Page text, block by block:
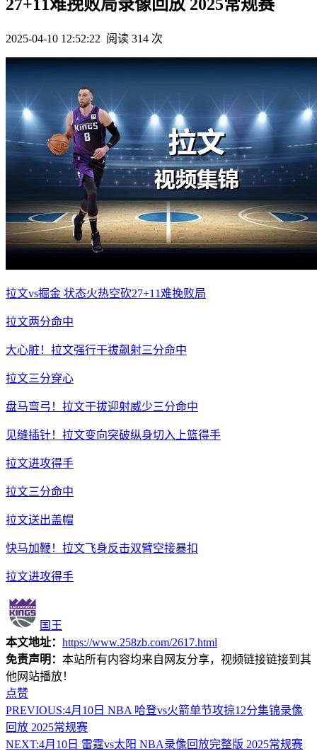
27+11难挽败局录像回放 2025常规赛
2025-04-10 12:52:22 阅读 314 次
拉文vs掘金 状态火热空砍27+11难挽败局
拉文两分命中
大心脏！拉文强行干拔飙射三分命中
拉文三分穿心
盘马弯弓！拉文干拔迎射威少三分命中
见缝插针！拉文变向突破纵身切入上篮得手
拉文进攻得手
拉文三分命中
拉文送出盖帽
快马加鞭！拉文飞身反击双臂空接暴扣
拉文进攻得手
国王
本文地址： https://www.258zb.com/2617.html
免责声明： 本站所有内容均来自网友分享，视频链接链接到其
他网站播放！
点赞
PREVIOUS:4月10日 NBA 哈登vs火箭单节攻掠12分集锦录像
回放 2025常规赛
NEXT:4月10日 雷霆vs太阳 NBA录像回放完整版 2025常规赛